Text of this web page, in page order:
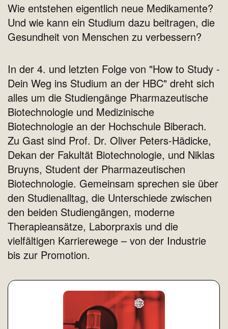
Wie entstehen eigentlich neue Medikamente?
Und wie kann ein Studium dazu beitragen, die
Gesundheit von Menschen zu verbessern?
In der 4. und letzten Folge von "How to Study -
Dein Weg ins Studium an der HBC" dreht sich
alles um die Studiengänge Pharmazeutische
Biotechnologie und Medizinische
Biotechnologie an der Hochschule Biberach.
Zu Gast sind Prof. Dr. Oliver Peters-Hädicke,
Dekan der Fakultät Biotechnologie, und Niklas
Bruyns, Student der Pharmazeutischen
Biotechnologie. Gemeinsam sprechen sie über
den Studienalltag, die Unterschiede zwischen
den beiden Studiengängen, moderne
Therapieansätze, Laborpraxis und die
vielfältigen Karrierewege – von der Industrie
bis zur Promotion.